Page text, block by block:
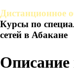
Дистанционное
Курсы по
сетей в Абакане
Описание